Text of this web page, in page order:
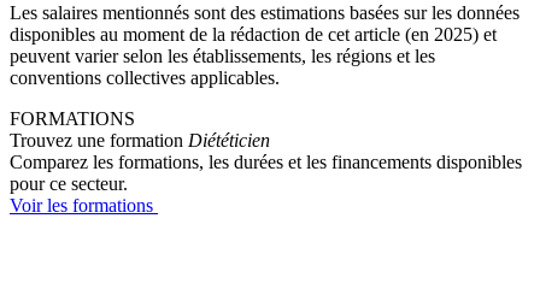
Les salaires mentionnés sont des estimations basées sur les données
disponibles au moment de la rédaction de cet article (en 2025) et
peuvent varier selon les établissements, les régions et les
conventions collectives applicables.
FORMATIONS
Trouvez une formation Diététicien
Comparez les formations, les durées et les financements disponibles
pour ce secteur.
Voir les formations